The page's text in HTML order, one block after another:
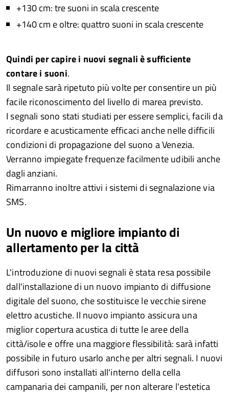
+130 cm: tre suoni in scala crescente
+140 cm e oltre: quattro suoni in scala crescente
Quindi per capire i nuovi segnali è sufficiente
contare i suoni.
Il segnale sarà ripetuto più volte per consentire un più
facile riconoscimento del livello di marea previsto.
I segnali sono stati studiati per essere semplici, facili da
ricordare e acusticamente efficaci anche nelle difficili
condizioni di propagazione del suono a Venezia.
Verranno impiegate frequenze facilmente udibili anche
dagli anziani.
Rimarranno inoltre attivi i sistemi di segnalazione via
SMS.
Un nuovo e migliore impianto di
allertamento per la città
L'introduzione di nuovi segnali è stata resa possibile
dall'installazione di un nuovo impianto di diffusione
digitale del suono, che sostituisce le vecchie sirene
elettro acustiche. Il nuovo impianto assicura una
miglior copertura acustica di tutte le aree della
città/isole e offre una maggiore flessibilità: sarà infatti
possibile in futuro usarlo anche per altri segnali. I nuovi
diffusori sono installati all'interno della cella
campanaria dei campanili, per non alterare l'estetica